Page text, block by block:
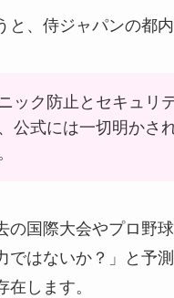
と、侍ジャパンの都内
ック防止とセキュリ
公式には一切明かさ
の国際大会やプロ野球
ではないか？」と予
在します。